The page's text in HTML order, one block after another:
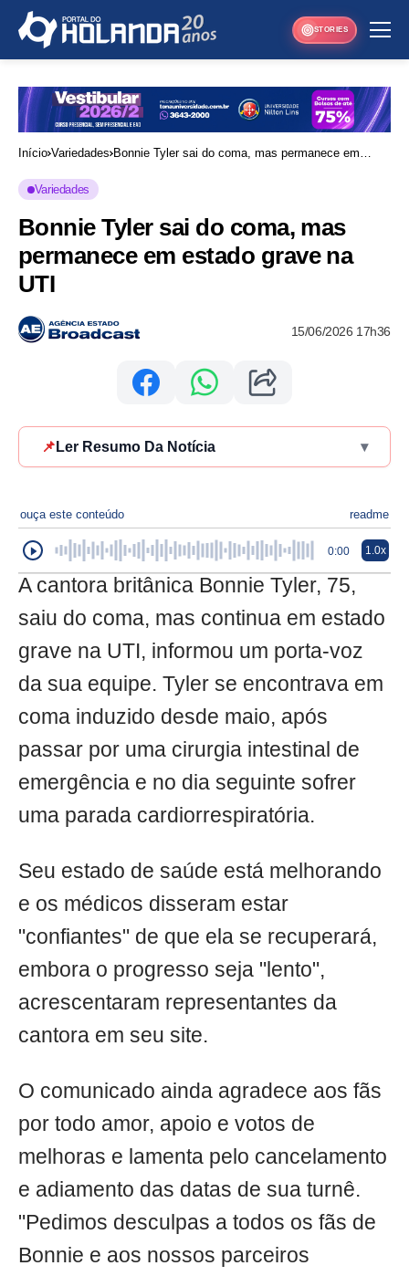
STORIES
Início Variedades Bonnie Tyler sai do coma, mas permanece em
Variedades
Bonnie Tyler sai do coma, mas
permanece em estado grave na
UTI
15/06/2026 17h36
📌 Ler Resumo Da Notícia ▾
ouça este conteúdo readme
0:00 1.0x
A cantora britânica Bonnie Tyler, 75,
saiu do coma, mas continua em estado
grave na UTI, informou um porta-voz
da sua equipe. Tyler se encontrava em
coma induzido desde maio, após
passar por uma cirurgia intestinal de
emergência e no dia seguinte sofrer
uma parada cardiorrespiratória.
Seu estado de saúde está melhorando
e os médicos disseram estar
"confiantes" de que ela se recuperará,
embora o progresso seja "lento",
acrescentaram representantes da
cantora em seu site.
O comunicado ainda agradece aos fãs
por todo amor, apoio e votos de
melhoras e lamenta pelo cancelamento
e adiamento das datas de sua turnê.
"Pedimos desculpas a todos os fãs de
Bonnie e aos nossos parceiros